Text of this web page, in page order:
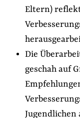
Eltern)
Die
geschah auf